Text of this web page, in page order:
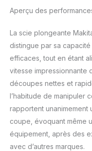
Aperçu des
La scie plongeante
distingue par sa
efficaces, tout en étant
vitesse impressionnante
découpes nettes et
l’habitude de manipuler
rapportent unanimement
coupe, évoquant même
équipement, après des
avec d’autres marques.